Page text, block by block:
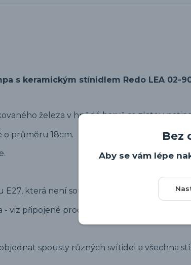
s keramickým stínidlem Redo LEA 02-
železa v hnědé barvě se zlatou
o průměru 18cm.
která není součástí.
viz připojené produkty.
objednat spousty různých svítidel a všechna
Bez
Aby se vám lépe